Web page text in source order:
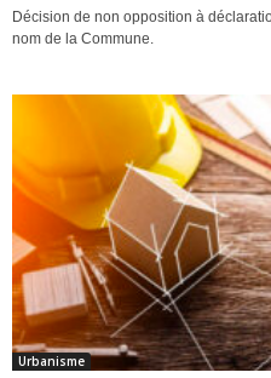
Décision de non opposition à
nom de la Commune.
Urbanisme